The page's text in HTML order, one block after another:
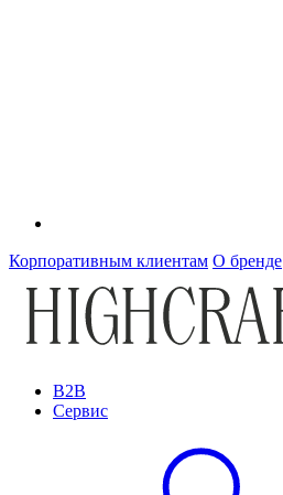
Корпоративным клиентам О бренде
B2B
Сервис